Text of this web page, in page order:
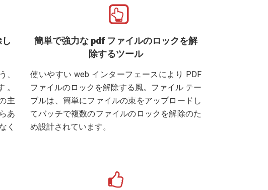
、
主
あ
く
簡単で強力な pdf ファイルのロックを解
除するツール
使いやすい web インターフェースにより PDF
ファイルのロックを解除する風。ファイル テー
ブルは、簡単にファイルの束をアップロードし
てバッチで複数のファイルのロックを解除のた
め設計されています。